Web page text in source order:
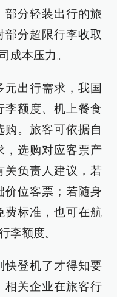
部分轻装出行的旅
部分超限行李收取
成本压力。
出行需求，我国
李额度、机上餐食
。旅客可依据自
，选购对应客票产
关负责人建议，若
价位客票；若随身
费标准，也可在航
李额度。
快登机了才得知要
相关企业在旅客行